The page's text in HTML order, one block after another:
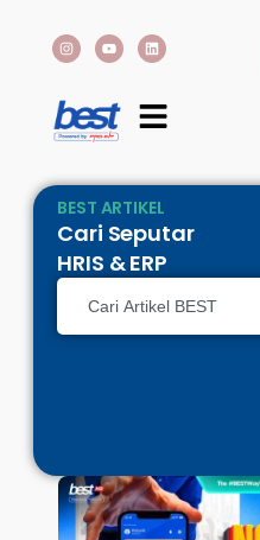
BEST ARTIKEL
Cari Seputar
HRIS & ERP